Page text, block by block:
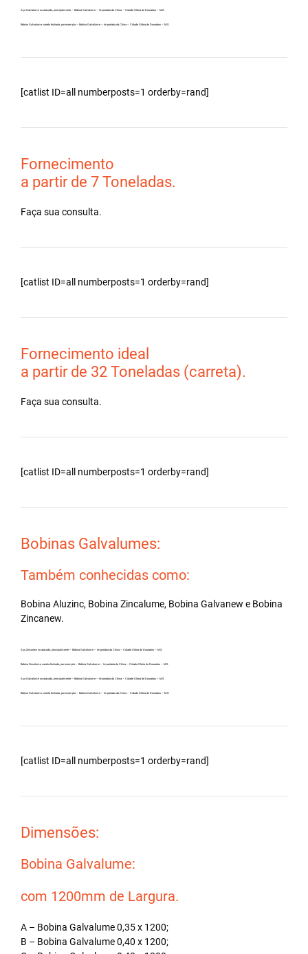
Aço Galvalume no atacado, principalmente – Bobina Galvalume – Importada da China – Cidade Glória de Dourados – MS.
Bobina Galvalume carreta fechada, por exemplo – Bobina Galvalume – Importada da China – Cidade Glória de Dourados – MS.
[catlist ID=all numberposts=1 orderby=rand]
Fornecimento
a partir de 7 Toneladas.
Faça sua consulta.
[catlist ID=all numberposts=1 orderby=rand]
Fornecimento ideal
a partir de 32 Toneladas (carreta).
Faça sua consulta.
[catlist ID=all numberposts=1 orderby=rand]
Bobinas Galvalumes:
Também conhecidas como:
Bobina Aluzinc, Bobina Zincalume, Bobina Galvanew e Bobina
Zincanew.
Aço Zincanew no atacado, principalmente – Bobina Galvalume – Importada da China – Cidade Glória de Dourados – MS.
Bobina Zincalume carreta fechada, por exemplo – Bobina Galvalume – Importada da China – Cidade Glória de Dourados – MS.
Aço Galvalume no atacado, principalmente – Bobina Galvalume – Importada da China – Cidade Glória de Dourados – MS.
Bobina Galvalume carreta fechada, por exemplo – Bobina Galvalume – Importada da China – Cidade Glória de Dourados – MS.
[catlist ID=all numberposts=1 orderby=rand]
Dimensões:
Bobina Galvalume:
com 1200mm de Largura.
A – Bobina Galvalume 0,35 x 1200;
B – Bobina Galvalume 0,40 x 1200;